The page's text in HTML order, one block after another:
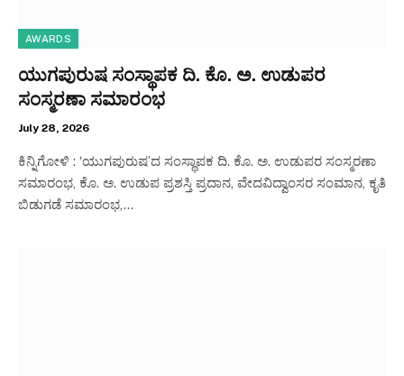
AWARDS
ಯುಗಪುರುಷ ಸಂಸ್ಥಾಪಕ ದಿ. ಕೊ. ಅ. ಉಡುಪರ
ಸಂಸ್ಮರಣಾ ಸಮಾರಂಭ
July 28, 2026
ಕಿನ್ನಿಗೋಳಿ : ‘ಯುಗಪುರುಷ’ದ ಸಂಸ್ಥಾಪಕ ದಿ. ಕೊ. ಅ. ಉಡುಪರ ಸಂಸ್ಮರಣಾ
ಸಮಾರಂಭ, ಕೊ. ಅ. ಉಡುಪ ಪ್ರಶಸ್ತಿ ಪ್ರದಾನ, ವೇದವಿದ್ವಾಂಸರ ಸಂಮಾನ, ಕೃತಿ
ಬಿಡುಗಡೆ ಸಮಾರಂಭ,…